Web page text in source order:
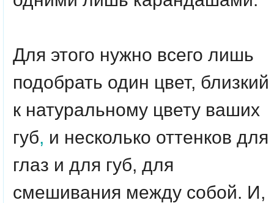
Для этого нужно всего лишь
подобрать один цвет, близкий
к натуральному цвету ваших
губ, и несколько оттенков для
глаз и для губ, для
смешивания между собой. И,